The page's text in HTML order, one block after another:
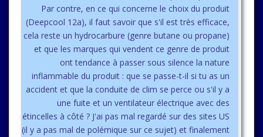
Par contre, en ce qui concerne le choix du produit
(Deepcool 12a), il faut savoir que s'il est très efficace,
cela reste un hydrocarbure (genre butane ou propane)
et que les marques qui vendent ce genre de produit
ont tendance à passer sous silence la nature
inflammable du produit : que se passe-t-il si tu as un
accident et que la conduite de clim se perce ou s'il y a
une fuite et un ventilateur électrique avec des
étincelles à côté ? J'ai pas mal regardé sur des sites US
(il y a pas mal de polémique sur ce sujet) et finalement